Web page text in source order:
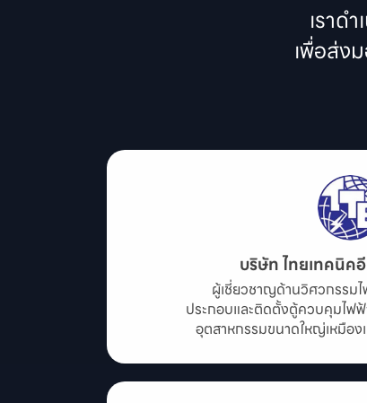
เราด
เพื่อส่ง
บริษัท ไทยเทคนิค
ผู้เชี่ยวชาญด้านวิศวกรรม
ประกอบและติดตั้งตู้ควบคุมไฟ
อุตสาหกรรมขนาดใหญ่เหมือง